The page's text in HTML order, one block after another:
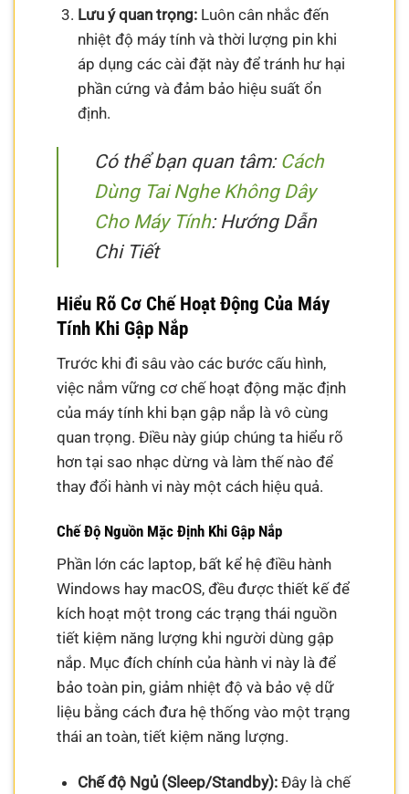
Lưu ý quan trọng:Luôn cân nhắc đến
nhiệt độ máy tính và thời lượng pin khi
áp dụng các cài đặt này để tránh hư hại
phần cứng và đảm bảo hiệu suất ổn
định.
Có thể bạn quan tâm: Cách
Dùng Tai Nghe Không Dây
Cho Máy Tính: Hướng Dẫn
Chi Tiết
Hiểu Rõ Cơ Chế Hoạt Động Của Máy
Tính Khi Gập Nắp
Trước khi đi sâu vào các bước cấu hình,
việc nắm vững cơ chế hoạt động mặc định
của máy tính khi bạn gập nắp là vô cùng
quan trọng. Điều này giúp chúng ta hiểu rõ
hơn tại sao nhạc dừng và làm thế nào để
thay đổi hành vi này một cách hiệu quả.
Chế Độ Nguồn Mặc Định Khi Gập Nắp
Phần lớn các laptop, bất kể hệ điều hành
Windows hay macOS, đều được thiết kế để
kích hoạt một trong các trạng thái nguồn
tiết kiệm năng lượng khi người dùng gập
nắp. Mục đích chính của hành vi này là để
bảo toàn pin, giảm nhiệt độ và bảo vệ dữ
liệu bằng cách đưa hệ thống vào một trạng
thái an toàn, tiết kiệm năng lượng.
Chế độ Ngủ (Sleep/Standby):Đây là chế